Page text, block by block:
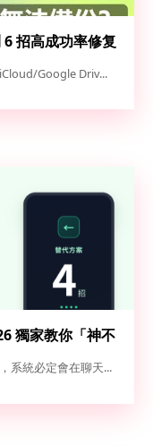
招高成功率修复
Google Driv...
獨家教你「神不
系統必定會在聊天...